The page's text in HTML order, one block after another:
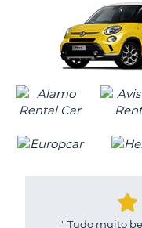
" Tudo muito